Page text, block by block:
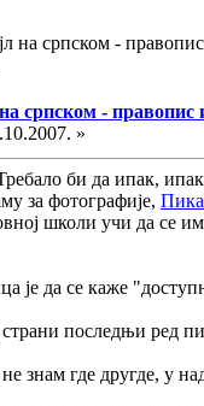
на српском -
српском - правопис
»
би да ипак,
за фотографије,
школи учи да се
је да се каже
страни последњи ред
знам где другде, у